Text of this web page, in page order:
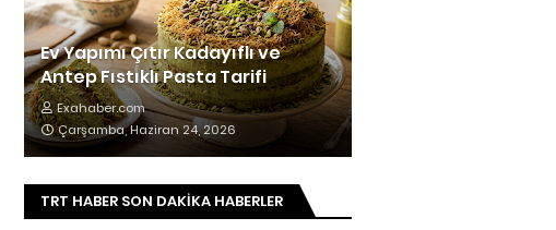
Ev Yapımı Çıtır Kadayıflı ve
Antep Fıstıklı Pasta Tarifi
Exahaber.com
Çarşamba, Haziran 24, 2026
TRT HABER SON DAKIKA HABERLER